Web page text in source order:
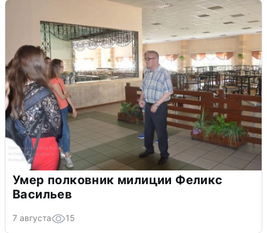
Умер полковник милиции Феликс
Васильев
7 августа 15